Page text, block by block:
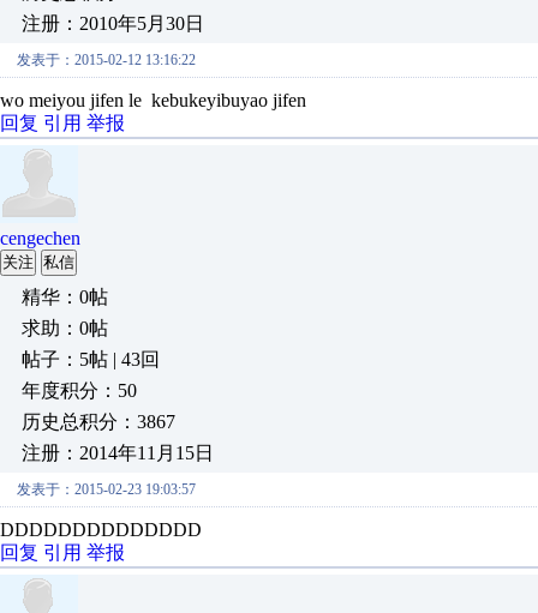
注册：2010年5月30日
发表于：2015-02-12 13:16:22
wo meiyou jifen le kebukeyibuyao jifen
回复 引用 举报
cengechen
关注 私信
精华：0帖
求助：0帖
帖子：5帖 | 43回
年度积分：50
历史总积分：3867
注册：2014年11月15日
发表于：2015-02-23 19:03:57
DDDDDDDDDDDDDD
回复 引用 举报